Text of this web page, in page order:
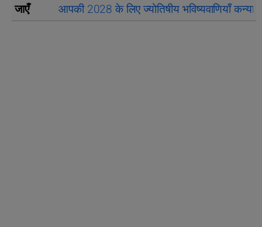
जाएँ आपकी 2028 के लिए ज्योतिषीय भविष्यवाणियाँ कन्या